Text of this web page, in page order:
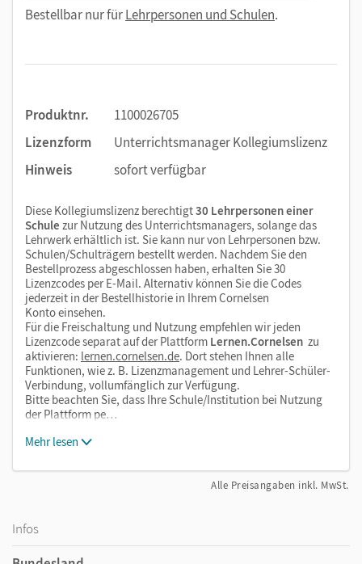
Bestellbar nur fürLehrpersonen und Schulen.
Produktnr.
1100026705
Lizenzform
Unterrichtsmanager Kollegiumslizenz
Hinweis
sofort verfügbar
Diese Kollegiumslizenz berechtigt30 Lehrpersonen einer
Schule zur Nutzung des Unterrichtsmanagers, solange das
Lehrwerk erhältlich ist. Sie kann nur von Lehrpersonen bzw.
Schulen/Schulträgern bestellt werden. Nachdem Sie den
Bestellprozess abgeschlossen haben, erhalten Sie 30
Lizenzcodes per E-Mail. Alternativ können Sie die Codes
jederzeit in der Bestellhistorie in Ihrem Cornelsen
Konto einsehen.
Für die Freischaltung und Nutzung empfehlen wir jeden
Lizenzcode separat auf der Plattform Lernen.Cornelsen zu
aktivieren: lernen.cornelsen.de. Dort stehen Ihnen alle
Funktionen, wie z. B. Lizenzmanagement und Lehrer-Schüler-
Verbindung, vollumfänglich zur Verfügung.
Bitte beachten Sie, dass Ihre Schule/Institution bei Nutzung
der Plattform pe…
Mehr lesen
Alle Preisangaben inkl. MwSt.
Infos